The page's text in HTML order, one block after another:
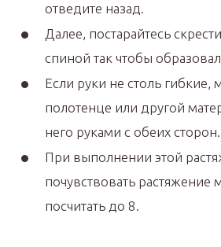
отведите назад.
Далее, постарайтесь
спиной так чтобы
Если руки не столь
полотенце или другой
него руками с обеих сторон.
При выполнении этой
почувствовать
посчитать до 8.